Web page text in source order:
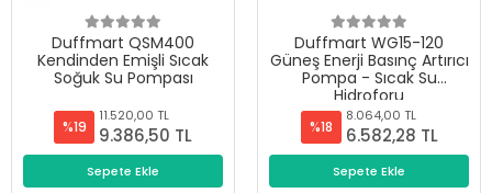
Duffmart QSM400
Kendinden Emişli Sıcak
Soğuk Su Pompası
%19
11.520,00 TL
9.386,50 TL
Sepete Ekle
Duffmart WG15-120
Güneş Enerji Basınç Artırıcı
Pompa - Sıcak Su
Hidroforu
%18
8.064,00 TL
6.582,28 TL
Sepete Ekle